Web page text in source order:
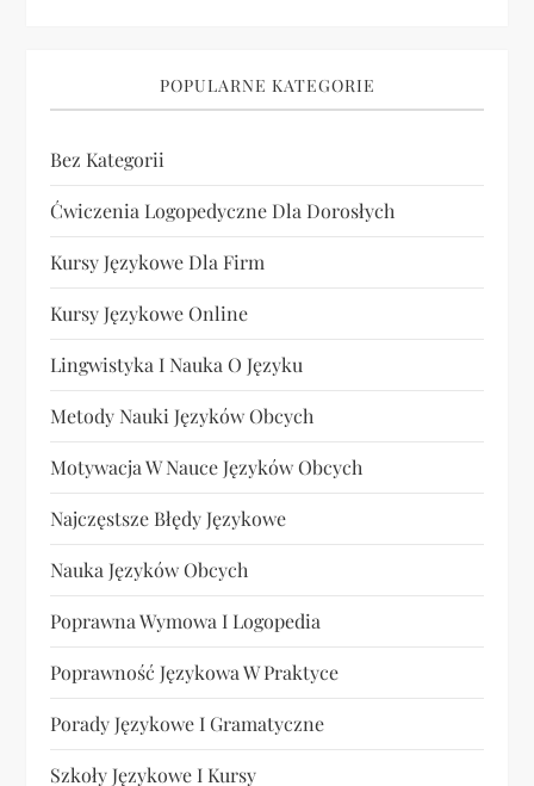
POPULARNE KATEGORIE
Bez Kategorii
Ćwiczenia Logopedyczne Dla Dorosłych
Kursy Językowe Dla Firm
Kursy Językowe Online
Lingwistyka I Nauka O Języku
Metody Nauki Języków Obcych
Motywacja W Nauce Języków Obcych
Najczęstsze Błędy Językowe
Nauka Języków Obcych
Poprawna Wymowa I Logopedia
Poprawność Językowa W Praktyce
Porady Językowe I Gramatyczne
Szkoły Językowe I Kursy